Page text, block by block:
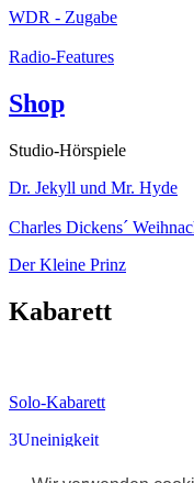
WDR - Zugabe
Radio-Features
Shop
Studio-Hörspiele
Dr. Jekyll und Mr. Hyde
Charles Dickens´
Der Kleine Prinz
Kabarett
Solo-Kabarett
3Uneinigkeit
Datenschutz